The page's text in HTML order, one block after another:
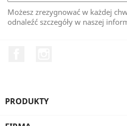
Możesz zrezygnować w każdej
odnaleźć szczegóły w naszej
PRODUKTY